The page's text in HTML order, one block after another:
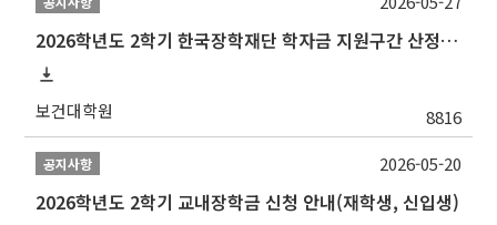
2026학년도 2학기 한국장학재단 학자금 지원구간 산정 신청 안내
보건대학원 8816
공지사항
2026학년도 2학기 교내장학금 신청 안내(재학생, 신입생)
2026-05-20